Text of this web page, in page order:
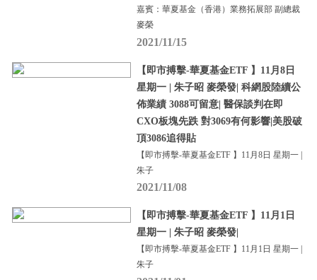
嘉賓：華夏基金（香港）業務拓展部 副總裁
麥榮
2021/11/15
【即市搏擊-華夏基金ETF 】11月8日
星期一 | 朱子昭 麥榮發| 科網股陸續公
佈業績 3088可留意| 醫保談判在即
CXO板塊先跌 對3069有何影響|美股破
頂3086追得貼
【即市搏擊-華夏基金ETF 】11月8日 星期一 |
朱子
2021/11/08
【即市搏擊-華夏基金ETF 】11月1日
星期一 | 朱子昭 麥榮發|
【即市搏擊-華夏基金ETF 】11月1日 星期一 |
朱子